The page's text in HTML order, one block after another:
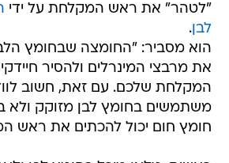
"לטהר" את ראש המקלחת על ידי
לבן.
הוא מסביר: "החומצה שבחומץ
את מרבצי המינרלים ולהסיר
המקלחת שלכם. עם זאת, חשוב
משתמשים בחומץ לבן מזוקק ולא
חומץ חום יכול להכתים את ראש